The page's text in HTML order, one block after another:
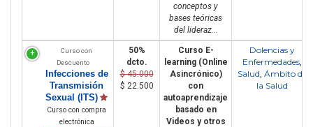
conceptos y
bases teóricas
del lideraz...
Curso con
Descuento
Infecciones de
Transmisión
Sexual (ITS)
Curso con compra
electrónica
50%
dcto.
$ 45.000
$ 22.500
Curso E-
learning (Online
Asincrónico)
con
autoaprendizaje
basado en
Videos y otros
Dolencias y
Enfermedades,
Salud, Ámbito de
la Salud